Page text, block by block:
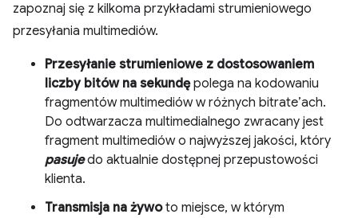
zapoznaj się z kilkoma przykładami strumieniowego
przesyłania multimediów.
Przesyłanie strumieniowe z dostosowaniem
liczby bitów na sekundępolega na kodowaniu
fragmentów multimediów w różnych bitrate’ach.
Do odtwarzacza multimedialnego zwracany jest
fragment multimediów o najwyższej jakości, który
pasujedo aktualnie dostępnej przepustowości
klienta.
Transmisja na żywoto miejsce, w którym